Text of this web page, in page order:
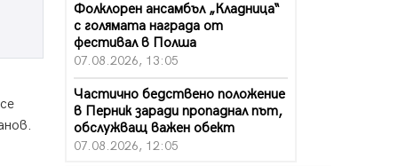
Фолклорен ансамбъл „Кладница“
с голямата награда от
фестивал в Полша
07.08.2026, 13:05
Частично бедствено положение
в Перник заради пропаднал път,
обслужващ важен обект
07.08.2026, 12:05